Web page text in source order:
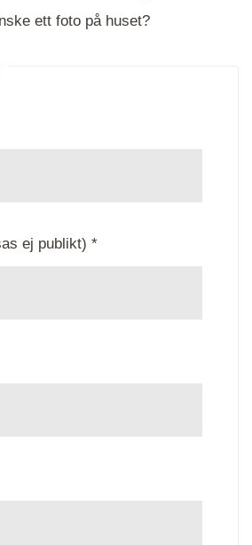
ett foto på huset?
ej publikt) *